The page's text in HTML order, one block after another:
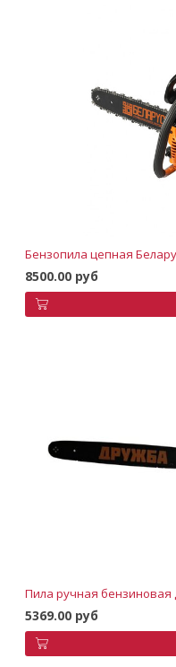
Бензопила цепная
8500.00 руб
Пила ручная
5369.00 руб